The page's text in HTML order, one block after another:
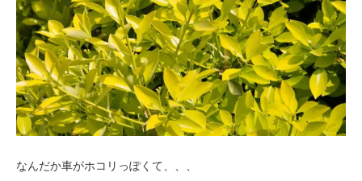
なんだか車がホコリっぽくて、、、